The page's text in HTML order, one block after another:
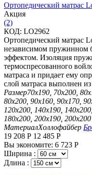
Ортопедический матрас
Aкция
(2)
КОД: LO2962
Ортопедический матрас
независимом пружинном
эффектом. Изоляция
термоспресованного
матраса и придает ему
слой матраса выполнен
Размер70х190, 70х200,
80х200, 90х160, 90х170,
120х200, 140х190,
180х200, 200х190, 200х200
МатериалХоллофайбер
19 208 Р 12 485 Р
Вы экономите: 6 723 Р
Ширина :
Длина :